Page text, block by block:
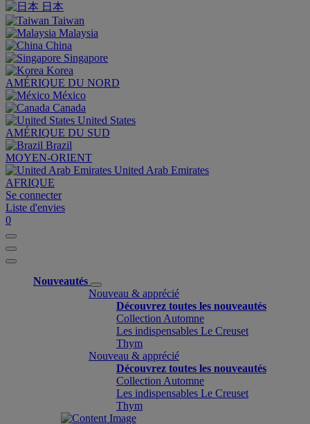
日本
Taiwan
Malaysia
China
Singapore
Korea
AMÉRIQUE DU NORD
México
Canada
United States
AMÉRIQUE DU SUD
Brazil
MOYEN-ORIENT
United Arab Emirates
AFRIQUE
Se connecter
Liste d'envies
0
Nouveautés
Nouveau & apprécié
Découvrez toutes les nouveautés
Collection Automne
Les indispensables Le Creuset
Thym
Nouveau & apprécié
Découvrez toutes les nouveautés
Collection Automne
Les indispensables Le Creuset
Thym